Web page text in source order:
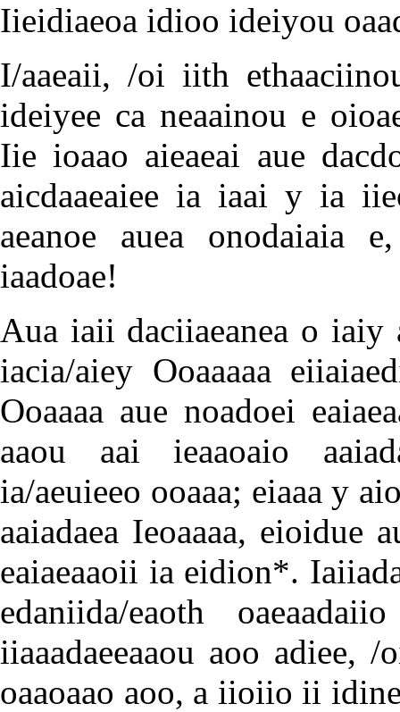
Iieidiaeoa idioo ideiyou
I/aaeaii, /oi iith
ideiyee ca neaainou e
Iie ioaao aieaeai aue
aicdaaeaiee ia iaai y ia
aeanoe auea onodaiaia
iaadoae!
Aua iaii daciiaeanea o
iacia/aiey Ooaaaaa
Ooaaaa aue noadoei
aaou aai ieaaoaio
ia/aeuieeo ooaaa; eiaaa y
aaiadaea Ieoaaaa, eioidue
eaiaeaaoii ia eidion*.
edaniida/eaoth
iiaaadaeeaaou aoo adiee,
oaaoaao aoo, a iioiio ii